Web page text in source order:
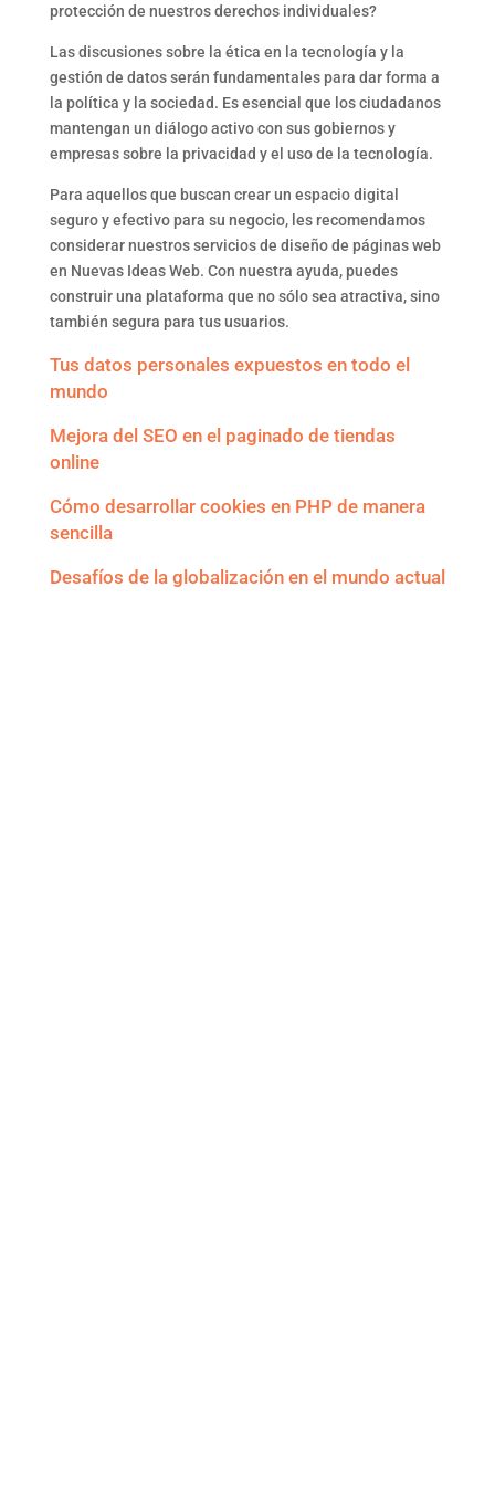
protección de nuestros derechos individuales?
Las discusiones sobre la ética en la tecnología y la
gestión de datos serán fundamentales para dar forma a
la política y la sociedad. Es esencial que los ciudadanos
mantengan un diálogo activo con sus gobiernos y
empresas sobre la privacidad y el uso de la tecnología.
Para aquellos que buscan crear un espacio digital
seguro y efectivo para su negocio, les recomendamos
considerar nuestros servicios de diseño de páginas web
en Nuevas Ideas Web. Con nuestra ayuda, puedes
construir una plataforma que no sólo sea atractiva, sino
también segura para tus usuarios.
Tus datos personales expuestos en todo el
mundo
Mejora del SEO en el paginado de tiendas
online
Cómo desarrollar cookies en PHP de manera
sencilla
Desafíos de la globalización en el mundo actual